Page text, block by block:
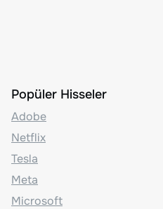
Popüler Hisseler
Adobe
Netflix
Tesla
Meta
Microsoft